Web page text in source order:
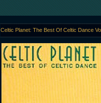
Celtic Planet: The Best Of Celtic Dance